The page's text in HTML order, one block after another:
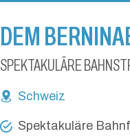
DEM
SPEKTAKULÄRE
Schweiz
Spektakuläre